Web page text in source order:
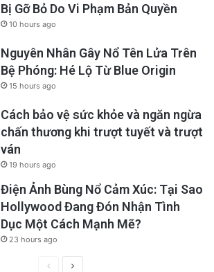
Bị Gỡ Bỏ Do Vi Phạm Bản Quyền
10 hours ago
Nguyên Nhân Gây Nổ Tên Lửa Trên
Bệ Phóng: Hé Lộ Từ Blue Origin
15 hours ago
Cách bảo vệ sức khỏe và ngăn ngừa
chấn thương khi trượt tuyết và trượt
ván
19 hours ago
Điện Ảnh Bùng Nổ Cảm Xúc: Tại Sao
Hollywood Đang Đón Nhận Tình
Dục Một Cách Mạnh Mẽ?
23 hours ago
PreviousNext